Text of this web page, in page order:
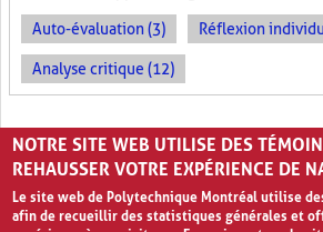
Auto-évaluation (3) Réflexion
Analyse critique (12)
PAGES
« ‹ 1 2 3
NOTRE SITE WEB UTILISE DES
REHAUSSER VOTRE EXPÉRIENCE DE
Le site web de Polytechnique Montréal utilise
afin de recueillir des statistiques générales et